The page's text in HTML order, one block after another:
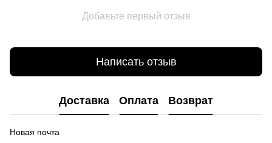
Добавьте первый отзыв
Написать отзыв
Доставка Оплата Возврат
Новая почта